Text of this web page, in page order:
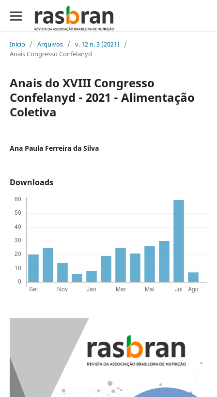
Início / Arquivos / v. 12 n. 3 (2021)
/
Anais Congresso Confelanyd
Anais do XVIII Congresso
Confelanyd - 2021 - Alimentação
Coletiva
Ana Paula Ferreira da Silva
Downloads